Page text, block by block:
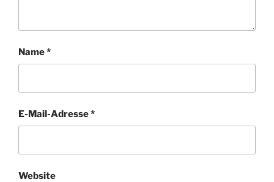
Name*
E-Mail-Adresse*
Website